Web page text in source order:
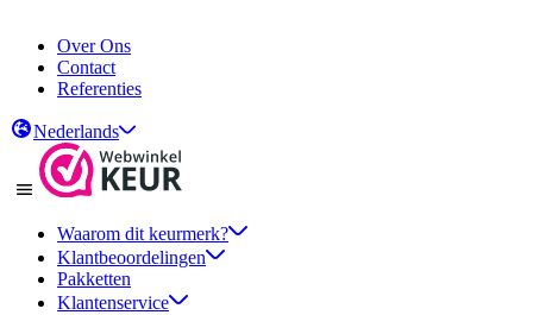
Over Ons
Contact
Referenties
Nederlands
Waarom dit keurmerk?
Klantbeoordelingen
Pakketten
Klantenservice